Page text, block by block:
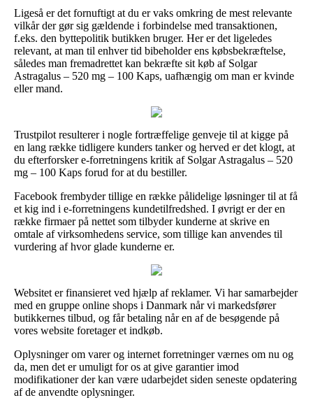
Ligeså er det fornuftigt at du er vaks omkring de mest relevante
vilkår der gør sig gældende i forbindelse med transaktionen,
f.eks. den byttepolitik butikken bruger. Her er det ligeledes
relevant, at man til enhver tid bibeholder ens købsbekræftelse,
således man fremadrettet kan bekræfte sit køb af Solgar
Astragalus – 520 mg – 100 Kaps, uafhængig om man er kvinde
eller mand.
Trustpilot resulterer i nogle fortræffelige genveje til at kigge på
en lang række tidligere kunders tanker og herved er det klogt, at
du efterforsker e-forretningens kritik af Solgar Astragalus – 520
mg – 100 Kaps forud for at du bestiller.
Facebook frembyder tillige en række pålidelige løsninger til at få
et kig ind i e-forretningens kundetilfredshed. I øvrigt er der en
række firmaer på nettet som tilbyder kunderne at skrive en
omtale af virksomhedens service, som tillige kan anvendes til
vurdering af hvor glade kunderne er.
Websitet er finansieret ved hjælp af reklamer. Vi har samarbejder
med en gruppe online shops i Danmark når vi markedsfører
butikkernes tilbud, og får betaling når en af de besøgende på
vores website foretager et indkøb.
Oplysninger om varer og internet forretninger værnes om nu og
da, men det er umuligt for os at give garantier imod
modifikationer der kan være udarbejdet siden seneste opdatering
af de anvendte oplysninger.